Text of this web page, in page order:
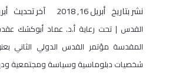
نشر بتاريخ أبريل 16, 2018 آخر تحديث
القدس | تحت رعاية أ.د. عماد أبوكشك
المقدسة مؤتمر القدس الدولي الثاني
شخصيات دبلوماسية وسياسة ومجتمعية